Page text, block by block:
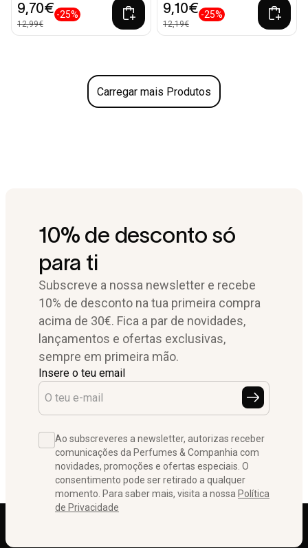
9,70€
12,99€
-25% 9,10€
12,19€
-25%
Carregar mais Produtos
10% de desconto só
para ti
Subscreve a nossa newsletter e recebe
10% de desconto na tua primeira compra
acima de 30€. Fica a par de novidades,
lançamentos e ofertas exclusivas,
sempre em primeira mão.
Insere o teu email
Ao subscreveres a newsletter, autorizas receber
comunicações da Perfumes & Companhia com
novidades, promoções e ofertas especiais. O
consentimento pode ser retirado a qualquer
momento. Para saber mais, visita a nossa Política
de Privacidade